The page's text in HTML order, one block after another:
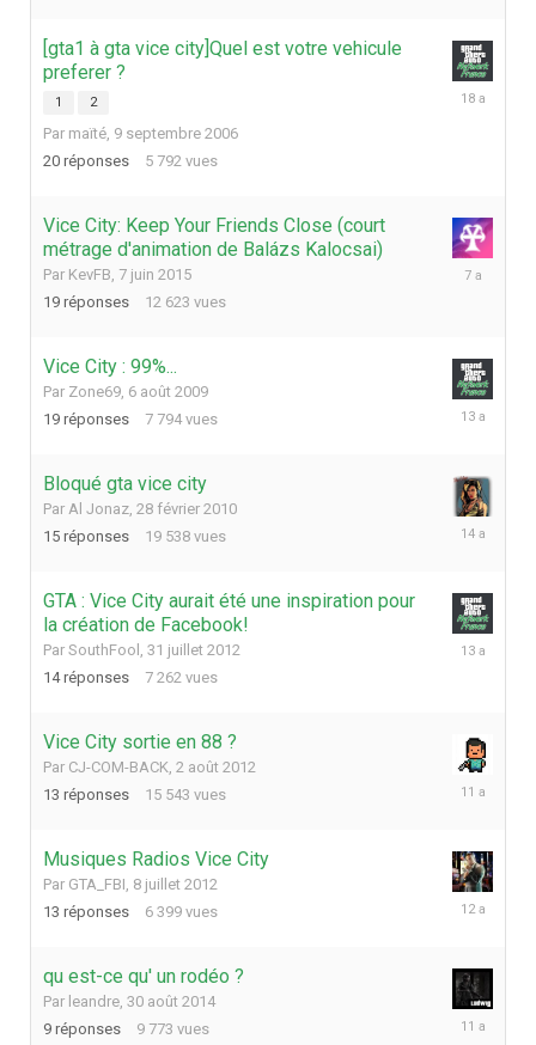
[gta1 à gta vice city]Quel est votre vehicule
preferer ?
1 2
Par maïté, 9 septembre 2006
20 réponses 5 792 vues
Vice City: Keep Your Friends Close (court
métrage d'animation de Balázs Kalocsai)
Par KevFB, 7 juin 2015
19 réponses 12 623 vues
Vice City : 99%...
Par Zone69, 6 août 2009
19 réponses 7 794 vues
20
Bloqué gta vice city
Par Al Jonaz, 28 février 2010
15 réponses 19 538 vues
31
GTA : Vice City aurait été une inspiration pour
la création de Facebook!
Par SouthFool , 31 juillet 2012
14 réponses 7 262 vues
24
Vice City sortie en 88 ?
Par CJ-COM-BACK, 2 août 2012
13 réponses 15 543 vues
25
Musiques Radios Vice City
Par GTA_FBI, 8 juillet 2012
13 réponses 6 399 vues
22
qu est-ce qu' un rodéo ?
Par leandre, 30 août 2014
9 réponses 9 773 vues
11